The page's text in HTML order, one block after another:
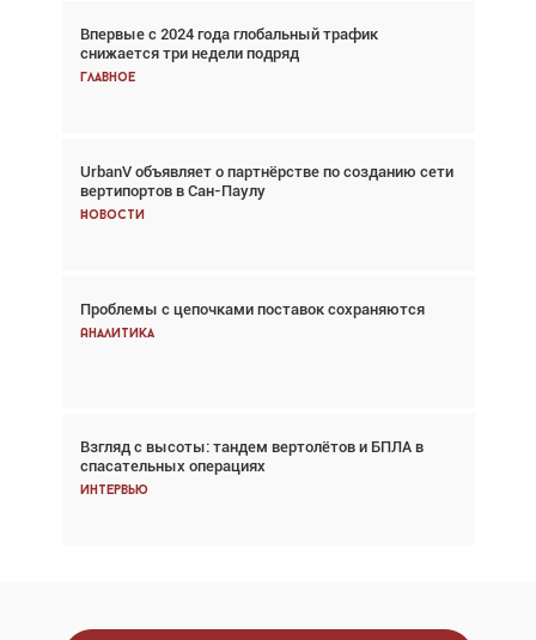
Впервые с 2024 года глобальный трафик
снижается три недели подряд
Главное
UrbanV объявляет о партнёрстве по созданию сети
вертипортов в Сан-Паулу
Новости
Проблемы с цепочками поставок сохраняются
Аналитика
Взгляд с высоты: тандем вертолётов и БПЛА в
спасательных операциях
Интервью
Взгляд с высоты: тандем вертолётов и БПЛА в
спасательных операциях
Главное
Авиационный фотограф Дэйв Кох: «Фотография
говорит сама за себя... а ИИ всё портит»
Новости
Впервые с 2024 года глобальный трафик
снижается три недели подряд
Частный самолёт – это актив. Подходите к
покупке соответствующим образом
Интервью